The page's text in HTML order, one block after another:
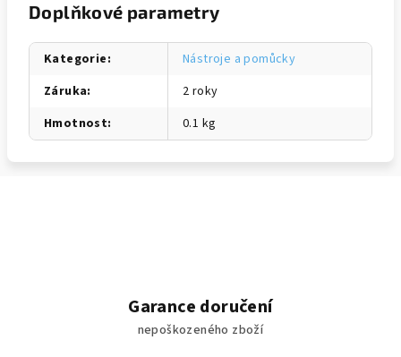
Doplňkové parametry
Kategorie:
Nástroje a pomůcky
Záruka:
2 roky
Hmotnost: 0.1 kg
Garance doručení
nepoškozeného zboží